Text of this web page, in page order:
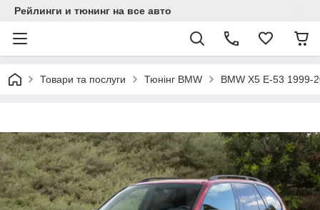
Рейлинги и тюнинг на все авто
Товари та послуги Тюнінг BMW BMW X5 E-53 1999-